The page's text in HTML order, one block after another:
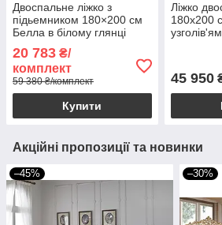
Двоспальне ліжко з
підьемником 180×200 см
Белла в білому глянці
20 783 ₴/
комплект
59 380 ₴/комплект
Купити
Ліжко
180x200
45 950
Акційні пропозиції та новинки
–45% –30%